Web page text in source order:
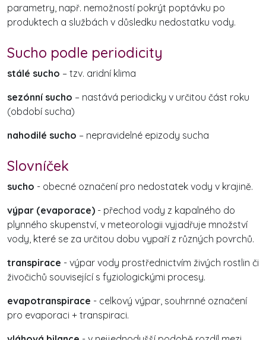
parametry, např. nemožností pokrýt poptávku po
produktech a službách v důsledku nedostatku vody.
Sucho podle periodicity
stálé sucho – tzv. aridní klima
sezónní sucho – nastává periodicky v určitou část roku
(období sucha)
nahodilé sucho – nepravidelné epizody sucha
Slovníček
sucho - obecné označení pro nedostatek vody v krajině.
výpar (evaporace) - přechod vody z kapalného do
plynného skupenství, v meteorologii vyjadřuje množství
vody, které se za určitou dobu vypaří z různých povrchů.
transpirace - výpar vody prostřednictvím živých rostlin či
živočichů související s fyziologickými procesy.
evapotranspirace - celkový výpar, souhrnné označení
pro evaporaci + transpiraci.